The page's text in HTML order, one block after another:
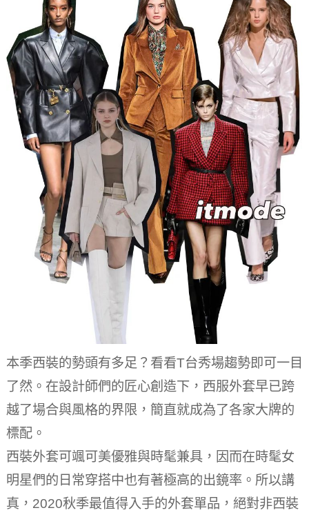
本季西裝的勢頭有多足？ 看看T台秀場趨勢即可一目
了然。在設計師們的匠心創造下，西服外套早已跨
越了場合與風格的界限，簡直就成為了各家大牌的
標配。
西裝外套可颯可美優雅與時髦兼具，因而在時髦女
明星們的日常穿搭中也有著極高的出鏡率。 所以講
真，2020秋季最值得入手的外套單品，絕對非西裝